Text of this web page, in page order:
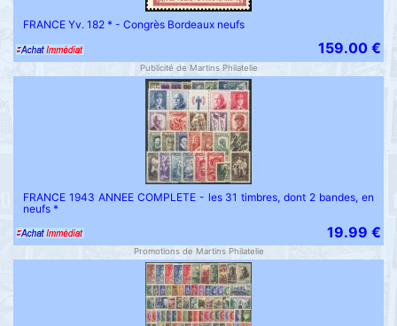
FRANCE Yv. 182 * - Congrès Bordeaux neufs
159.00 €
Publicité de Martins Philatelie
FRANCE 1943 ANNEE COMPLETE - les 31 timbres, dont 2 bandes, en
neufs *
19.99 €
Promotions de Martins Philatelie